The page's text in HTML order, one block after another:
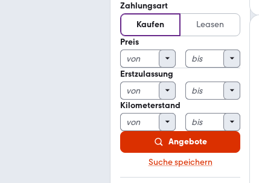
Zahlungsart
Kaufen
Leasen
Preis
Erstzulassung
Kilometerstand
Angebote
Suche speichern